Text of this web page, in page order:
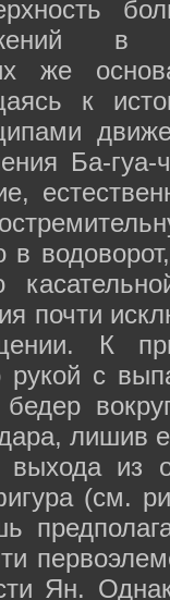
в
же
к
Ба-
в
почти
К
рукой с
бедер
лишив
выхода из
(см.
Ян.